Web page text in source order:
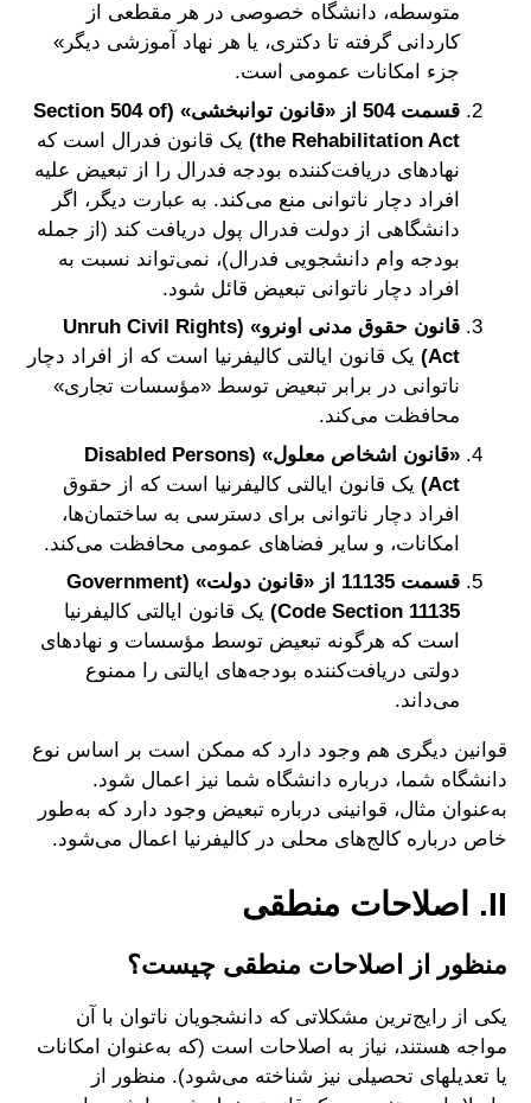
متوسطه، دانشگاه خصوصی در هر مقطعی از
کاردانی گرفته تا دکتری، یا هر نهاد آموزشی دیگر»
جزء امکانات عمومی است.
قسمت 504 از «قانون توانبخشی» (Section 504 of
the Rehabilitation Act)
یک قانون فدرال است که
نهادهای دریافت‌کننده بودجه فدرال را از تبعیض علیه
افراد دچار ناتوانی منع می‌کند. به عبارت دیگر، اگر
دانشگاهی از دولت فدرال پول دریافت کند (از جمله
بودجه وام دانشجویی فدرال)، نمی‌تواند نسبت به
افراد دچار ناتوانی تبعیض قائل شود.
قانون حقوق مدنی اونرو» (Unruh Civil Rights
Act)
یک قانون ایالتی کالیفرنیا است که از افراد دچار
ناتوانی در برابر تبعیض توسط «مؤسسات تجاری»
محافظت می‌کند.
«قانون اشخاص معلول» (Disabled Persons
Act)
یک قانون ایالتی کالیفرنیا است که از حقوق
افراد دچار ناتوانی برای دسترسی به ساختمان‌ها،
امکانات، و سایر فضاهای عمومی محافظت می‌کند.
قسمت 11135 از «قانون دولت» (Government
Code Section 11135)
یک قانون ایالتی کالیفرنیا
است که هرگونه تبعیض توسط مؤسسات و نهادهای
دولتی دریافت‌کننده بودجه‌های ایالتی را ممنوع
می‌داند.
قوانین دیگری هم وجود دارد که ممکن است بر اساس نوع
دانشگاه شما، درباره دانشگاه شما نیز اعمال شود.
به‌عنوان مثال، قوانینی درباره تبعیض وجود دارد که به‌طور
خاص درباره کالج‌های محلی در کالیفرنیا اعمال می‌شود.
II. اصلاحات منطقی
منظور از اصلاحات منطقی چیست؟
یکی از رایج‌ترین مشکلاتی که دانشجویان ناتوان با آن
مواجه هستند، نیاز به اصلاحات است (که به‌عنوان امکانات
یا تعدیل‎های تحصیلی نیز شناخته می‌شود). منظور از